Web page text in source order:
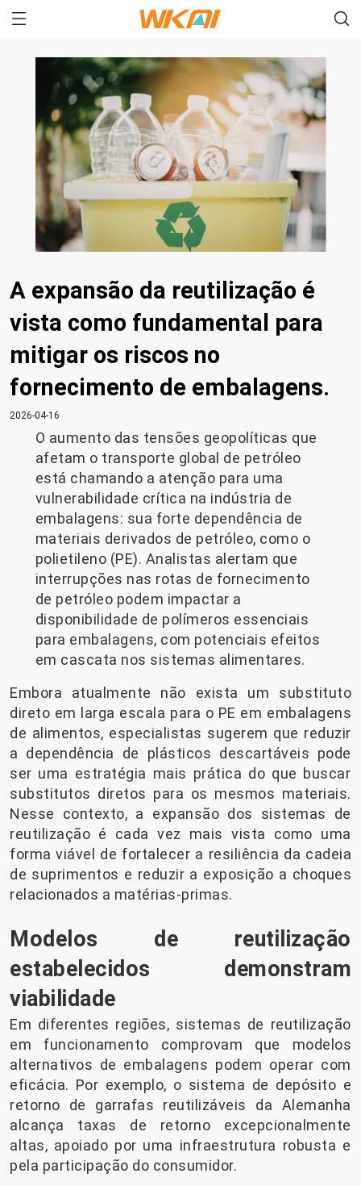
A expansão da reutilização é
vista como fundamental para
mitigar os riscos no
fornecimento de embalagens.
2026-04-16
O aumento das tensões geopolíticas que
afetam o transporte global de petróleo
está chamando a atenção para uma
vulnerabilidade crítica na indústria de
embalagens: sua forte dependência de
materiais derivados de petróleo, como o
polietileno (PE). Analistas alertam que
interrupções nas rotas de fornecimento
de petróleo podem impactar a
disponibilidade de polímeros essenciais
para embalagens, com potenciais efeitos
em cascata nos sistemas alimentares.
Embora atualmente não exista um substituto
direto em larga escala para o PE em embalagens
de alimentos, especialistas sugerem que reduzir
a dependência de plásticos descartáveis ​​pode
ser uma estratégia mais prática do que buscar
substitutos diretos para os mesmos materiais.
Nesse contexto, a expansão dos sistemas de
reutilização é cada vez mais vista como uma
forma viável de fortalecer a resiliência da cadeia
de suprimentos e reduzir a exposição a choques
relacionados a matérias-primas.
Modelos de reutilização
estabelecidos demonstram
viabilidade
Em diferentes regiões, sistemas de reutilização
em funcionamento comprovam que modelos
alternativos de embalagens podem operar com
eficácia. Por exemplo, o sistema de depósito e
retorno de garrafas reutilizáveis ​​da Alemanha
alcança taxas de retorno excepcionalmente
altas, apoiado por uma infraestrutura robusta e
pela participação do consumidor.